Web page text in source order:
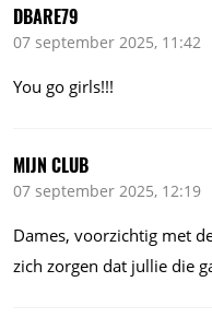
DBARE79
07 september 2025, 11:42
You go girls!!!
MIJN CLUB
07 september 2025, 12:19
Dames, voorzichtig met
zich zorgen dat jullie die